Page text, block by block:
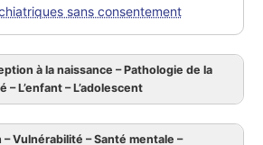
sans consentement
à la naissance – Pathologie de la
– L’enfant – L’adolescent
Vulnérabilité – Santé mentale –